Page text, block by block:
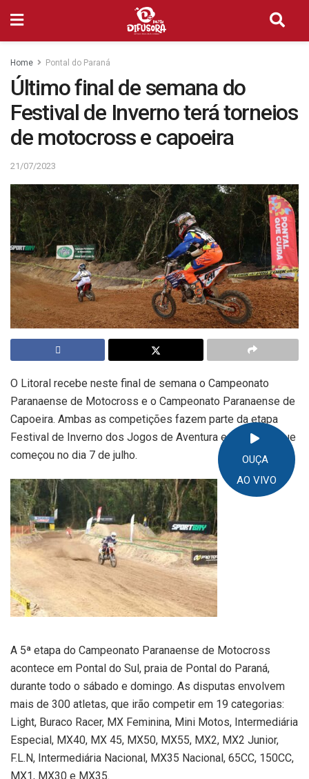
OUÇA
AO VIVO
Home Pontal do Paraná
Último final de semana do
Festival de Inverno terá torneios
de motocross e capoeira
21/07/2023
O Litoral recebe neste final de semana o Campeonato
Paranaense de Motocross e o Campeonato Paranaense de
Capoeira. Ambas as competições fazem parte da etapa
Festival de Inverno dos Jogos de Aventura e Natureza, que
começou no dia 7 de julho.
A 5ª etapa do Campeonato Paranaense de Motocross
acontece em Pontal do Sul, praia de Pontal do Paraná,
durante todo o sábado e domingo. As disputas envolvem
mais de 300 atletas, que irão competir em 19 categorias:
Light, Buraco Racer, MX Feminina, Mini Motos, Intermediária
Especial, MX40, MX 45, MX50, MX55, MX2, MX2 Junior,
F.L.N, Intermediária Nacional, MX35 Nacional, 65CC, 150CC,
MX1, MX30 e MX35.